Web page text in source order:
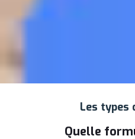
Les types
Quelle